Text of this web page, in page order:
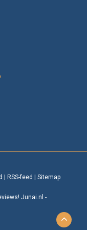
RSS-feed Sitemap
Junai.nl -